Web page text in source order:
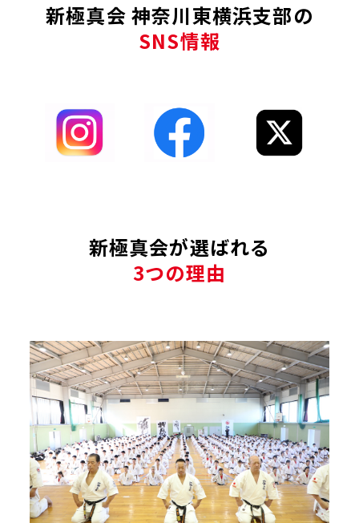
新極真会 神奈川東横浜支部の
SNS情報
新極真会が選ばれる
3つの理由